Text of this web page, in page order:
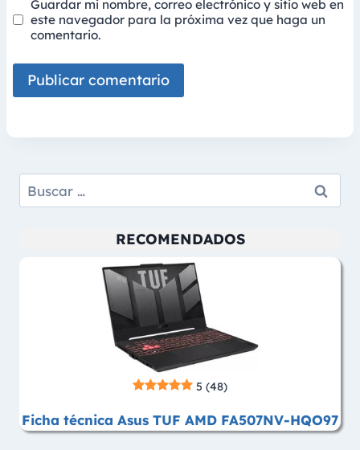
Guardar mi nombre, correo electrónico y sitio web en
este navegador para la próxima vez que haga un
comentario.
Buscar:
RECOMENDADOS
5 (48)
Ficha técnica Asus TUF AMD FA507NV-HQO97